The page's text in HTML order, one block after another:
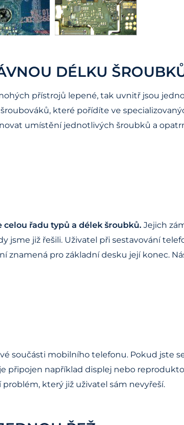
DÉLKU
přístrojů lepené, tak uvnitř jsou
které pořídíte ve
umístění jednotlivých šroubků a
řadu typů a délek šroubků. Jejich
jsme již řešili. Uživatel při sestavování
znamená pro základní desku její konec.
součásti mobilního telefonu. Pokud jste
připojen například displej nebo
který již uživatel sám nevyřeší.